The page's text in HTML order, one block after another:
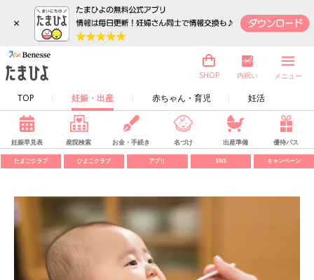
×
TOP 妊娠・出産 赤ちゃん・育児 妊活
SHOP 内祝い メニュー
妊娠早見表 産院検索 お金・手続き 名づけ 出産準備 優待パス
たまごクラブ ひよこクラブ アプリ SNS キャンペーン